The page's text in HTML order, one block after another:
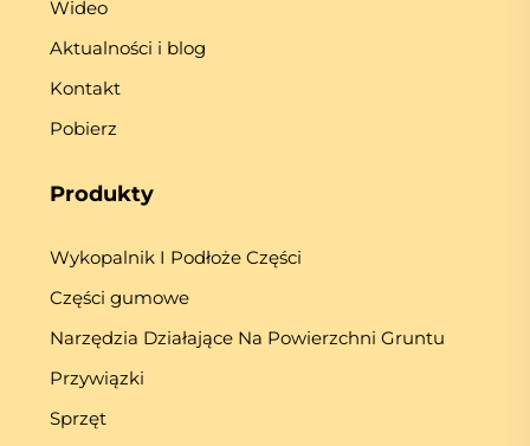
Wideo
Aktualności i blog
Kontakt
Pobierz
Produkty
Wykopalnik I Podłoże Części
Części gumowe
Narzędzia Działające Na Powierzchni Gruntu
Przywiązki
Sprzęt